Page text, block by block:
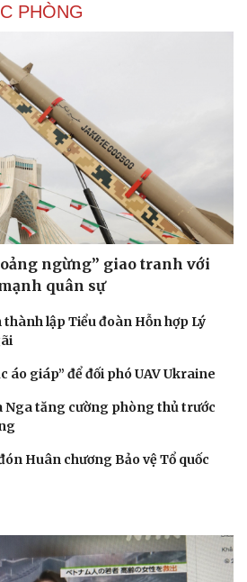
Công nghệ
PHÒNG
ngừng” giao tranh với
quân sự
thành lập Tiểu đoàn Hỗn hợp Lý
áo giáp” để đối phó UAV Ukraine
Nga tăng cường phòng thủ trước
Huân chương Bảo vệ Tổ quốc